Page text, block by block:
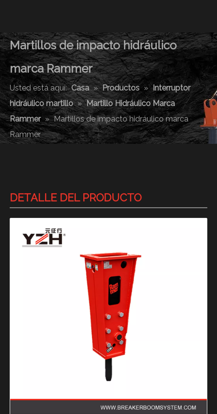
Martillos de impacto hidráulico
marca Rammer
Usted está aquí: Casa » Productos » Interruptor
hidráulico martillo » Martillo Hidráulico Marca
Rammer » Martillos de impacto hidráulico marca
Rammer
DETALLE DEL PRODUCTO